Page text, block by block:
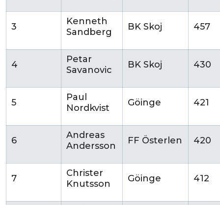
3
Kenneth
Sandberg
BK Skoj 457
4
Petar
Savanovic
BK Skoj 430
5
Paul
Nordkvist
Göinge 421
6
Andreas
Andersson
FF Österlen 420
7
Christer
Knutsson
Göinge 412